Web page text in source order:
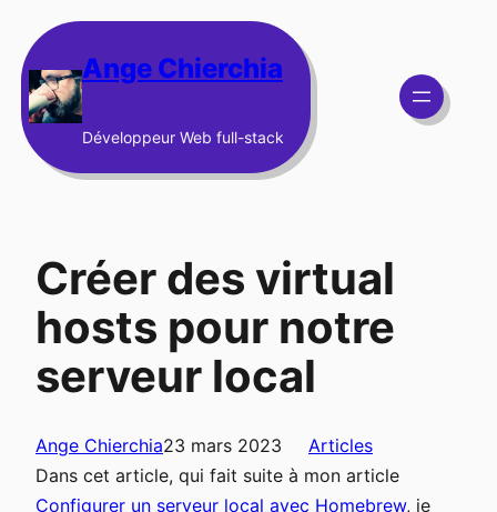
au
contenu Ange Chierchia
Développeur Web full-stack
Créer des virtual
hosts pour notre
serveur local
Ange Chierchia23 mars 2023
Articles
Dans cet article, qui fait suite à mon article
Configurer un serveur local avec Homebrew, je